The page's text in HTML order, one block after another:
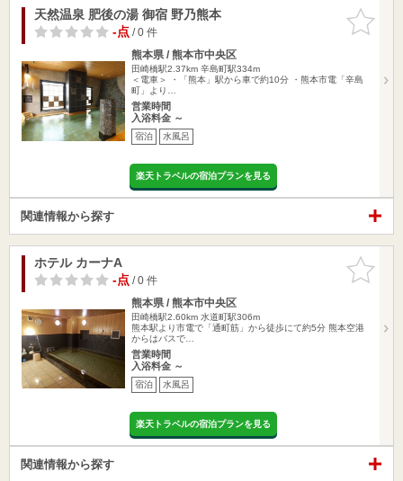
お気に入
りに追加
天然温泉 肥後の湯 御宿 野乃熊本
-点/ 0 件
熊本県 / 熊本市中央区
田崎橋駅2.37km 辛島町駅334m
＜電車＞ ・「熊本」駅から車で約10分 ・熊本市電「辛島
町」より…
営業時間
入浴料金 ～
宿泊 水風呂
楽天トラベルの宿泊プランを見る
関連情報から探す
お気に入
りに追加
ホテル カーナA
-点/ 0 件
熊本県 / 熊本市中央区
田崎橋駅2.60km 水道町駅306m
熊本駅より市電で「通町筋」から徒歩にて約5分 熊本空港
からはバスで…
営業時間
入浴料金 ～
宿泊 水風呂
楽天トラベルの宿泊プランを見る
関連情報から探す